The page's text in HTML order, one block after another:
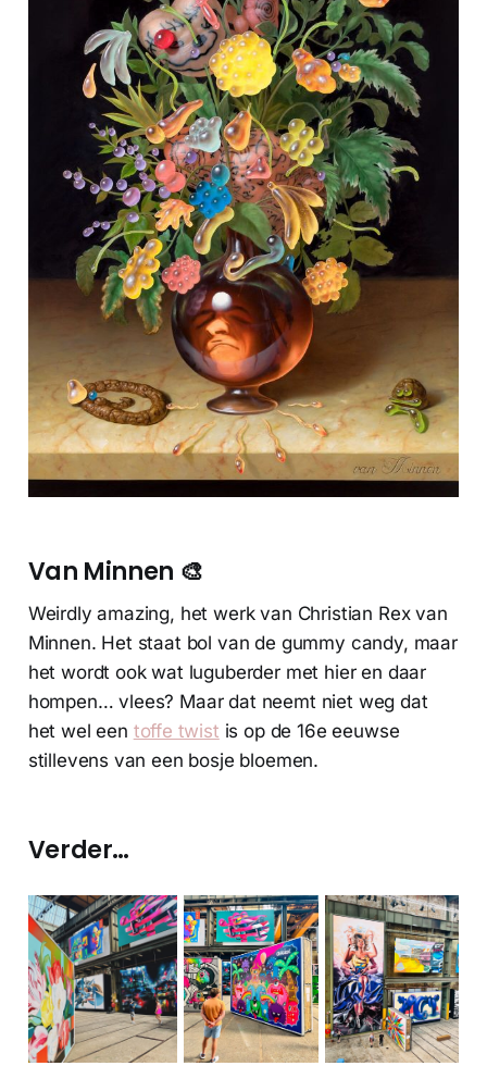
Van Minnen 🎨
Weirdly amazing, het werk van Christian Rex van
Minnen. Het staat bol van de gummy candy, maar
het wordt ook wat luguberder met hier en daar
hompen… vlees? Maar dat neemt niet weg dat
het wel een toffe twist is op de 16e eeuwse
stillevens van een bosje bloemen.
Verder…